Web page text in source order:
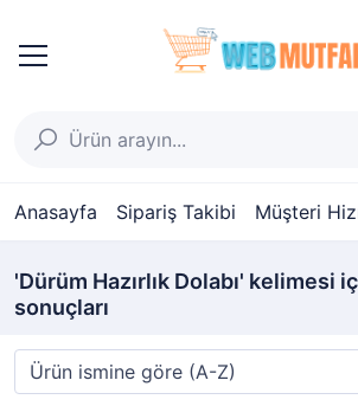
Anasayfa Sipariş Takibi Müşteri
'Dürüm Hazırlık Dolabı' kelimesi
sonuçları